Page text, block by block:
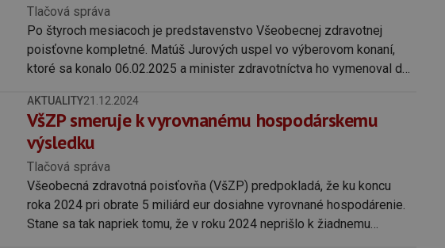
Tlačová správa
Po štyroch mesiacoch je predstavenstvo Všeobecnej zdravotnej
poisťovne kompletné. Matúš Jurových uspel vo výberovom konaní,
ktoré sa konalo 06.02.2025 a minister zdravotníctva ho vymenoval do
AKTUALITY21.12.2024
VšZP smeruje k vyrovnanému hospodárskemu
výsledku
Tlačová správa
Všeobecná zdravotná poisťovňa (VšZP) predpokladá, že ku koncu
roka 2024 pri obrate 5 miliárd eur dosiahne vyrovnané hospodárenie.
Stane sa tak napriek tomu, že v roku 2024 neprišlo k žiadnemu